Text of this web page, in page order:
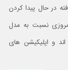
در حال پیدا کردن
نسبت به مدل
و اپلیکیشن های